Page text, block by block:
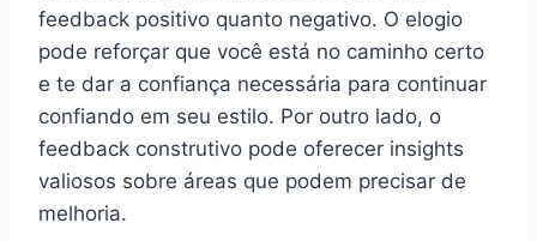
feedback positivo quanto negativo. O elogio
pode reforçar que você está no caminho certo
e te dar a confiança necessária para continuar
confiando em seu estilo. Por outro lado, o
feedback construtivo pode oferecer insights
valiosos sobre áreas que podem precisar de
melhoria.